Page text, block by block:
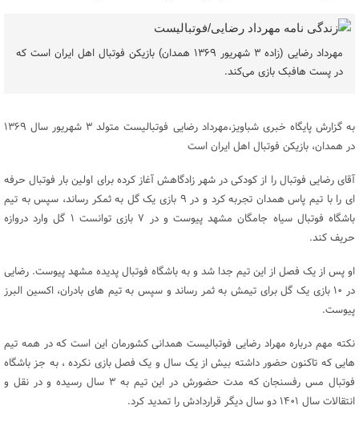
مهرداد رضایی (زاده ۳ شهریور ۱۳۶۹ همدان) بازیکن فوتبال اهل ایران است که
در پست هافبک بازی می‌کند.
به گزارش پایگاه خبری شباویز،مهرداد رضایی فوتبالیست متولد ۳ شهریور سال ١٣۶٩
در همدان، بازیکن فوتبال اهل ایران است
آقای رضایی فوتبال را از کودکی در شهر زادگاهش آغاز کرده برای اولین بار فوتبال حرفه
ای را با تیم پاس همدان تجربه کرد و در ۹ بازی یک گل به ثمکر رساند، سپس به تیم
باشگاه فوتبال سیاه جامگان مشهد پیوست و در ۷ بازی توانست ۱ گل وارد دروازه
حریف کند.
او پس از یک فصل از این تیم جدا شد و به باشگاه فوتبال پدیده مشهد پیوست. رضایی
در ۱۰ بازی یک گل برای تیمش به ثمر رساند و سپس به تیم های بادران، اکسین البرز
پیوست.
نکته مهم درباره مهراد رضایی فوتبالیست همدانی کشورمان این است که در همه تیم
هایی که تاکنون حضور داشته بیش از یک سال و یک فصل بازی نکرده ، به جز باشگاه
فوتبال مس رفسنجان که مدت حضورش در این تیم به ۳ سال رسیده و در نقل و
انتقالات سال ۱۴۰۱ دو سال دیگر قراردادش را تمدید کرد.